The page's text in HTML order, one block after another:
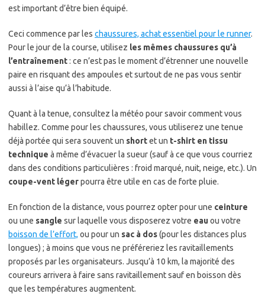
est important d’être bien équipé.
Ceci commence par les chaussures, achat essentiel pour le runner.
Pour le jour de la course, utilisez les mêmes chaussures qu’à
l’entraînement: ce n’est pas le moment d’étrenner une nouvelle
paire en risquant des ampoules et surtout de ne pas vous sentir
aussi à l’aise qu’à l’habitude.
Quant à la tenue, consultez la météo pour savoir comment vous
habillez. Comme pour les chaussures, vous utiliserez une tenue
déjà portée qui sera souvent un shortet un t-shirt en tissu
technique à même d’évacuer la sueur (sauf à ce que vous courriez
dans des conditions particulières : froid marqué, nuit, neige, etc.). Un
coupe-vent légerpourra être utile en cas de forte pluie.
En fonction de la distance, vous pourrez opter pour une ceinture
ou une sangle sur laquelle vous disposerez votre eauou votre
boisson de l’effort, ou pour un sac à dos(pour les distances plus
longues) ; à moins que vous ne préféreriez les ravitaillements
proposés par les organisateurs. Jusqu’à 10 km, la majorité des
coureurs arrivera à faire sans ravitaillement sauf en boisson dès
que les températures augmentent.